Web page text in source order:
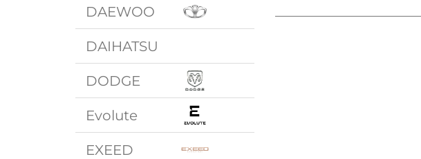
DAEWOO
DAIHATSU
DODGE
Evolute
EXEED